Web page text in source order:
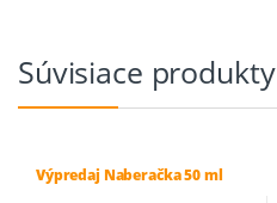
Súvisiace produkty
Výpredaj Naberačka 50 ml